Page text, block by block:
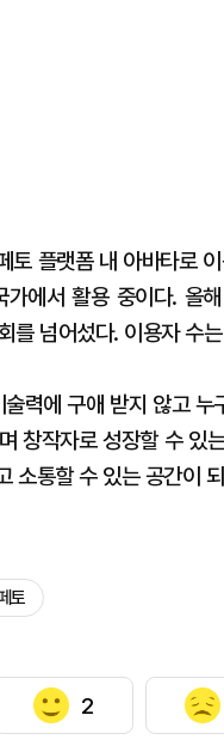
플랫폼 내 아바타로
가에서 활용 중이다.
넘어섰다. 이용자 수
력에 구애 받지 않고
창작자로 성장할 수 있
소통할 수 있는 공간이
토
2